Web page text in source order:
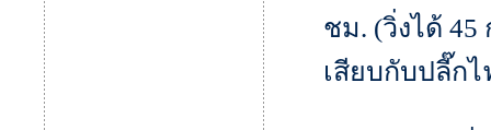
ชม. (วิ่งได้
เสียบกับปลี๊กไ